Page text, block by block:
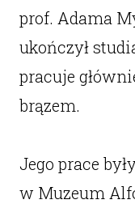
prof. Adama
ukończył
pracuje
brązem.
Jego prace
w Muzeum